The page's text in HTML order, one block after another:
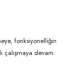
fonksiyonelliğin
çalışmaya devam